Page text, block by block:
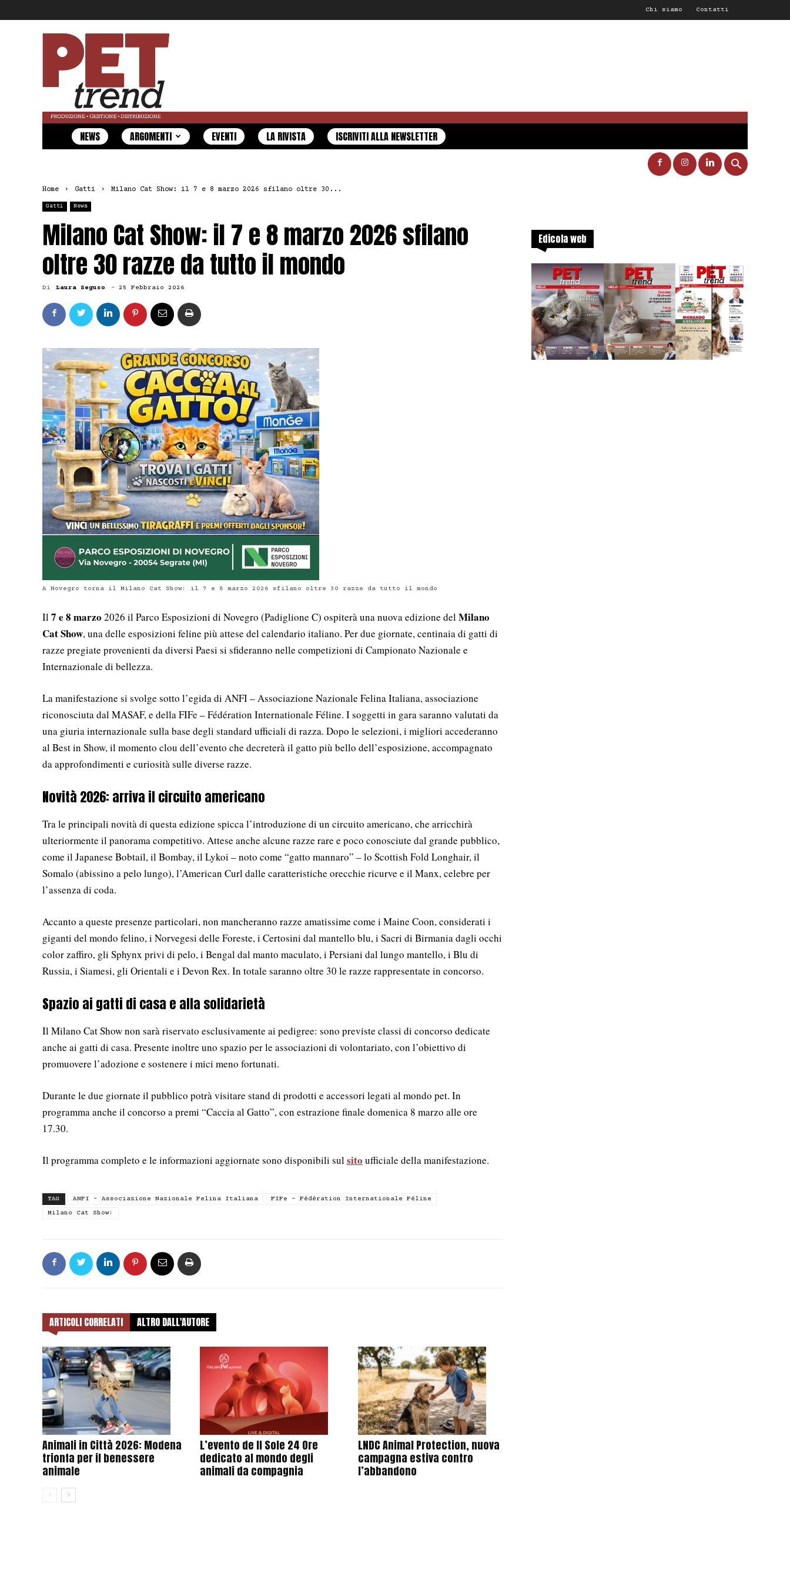
Chi siamo Contatti
Pet
Trend
NEWS ARGOMENTI EVENTI LA RIVISTA ISCRIVITI ALLA NEWSLETTER
Home Gatti Milano Cat Show: il 7 e 8 marzo 2026 sfilano oltre 30...
Gatti News
Milano Cat Show: il 7 e 8 marzo 2026 sfilano
oltre 30 razze da tutto il mondo
Di Laura Seguso - 25 Febbraio 2026
A Novegro torna il Milano Cat Show: il 7 e 8 marzo 2026 sfilano oltre 30 razze da tutto il mondo
Il7 e 8 marzo 2026 ilParco Esposizioni di Novegro (Padiglione C) ospiterà una nuova edizione delMilano
Cat Show, una delle esposizioni feline più attese del calendario italiano. Per due giornate, centinaia di gatti di
razze pregiate provenienti da diversi Paesi si sfideranno nelle competizioni di Campionato Nazionale e
Internazionale di bellezza.
La manifestazione si svolge sotto l’egida di ANFI – Associazione Nazionale Felina Italiana, associazione
riconosciuta dal MASAF, e dellaFIFe – Fédération Internationale Féline. I soggetti in gara saranno valutati da
una giuria internazionale sulla base degli standard ufficiali di razza. Dopo le selezioni, i migliori accederanno
al Best in Show, il momento clou dell’evento che decreterà il gatto più bello dell’esposizione, accompagnato
da approfondimenti e curiosità sulle diverse razze.
Novità 2026: arriva il circuito americano
Tra le principali novità di questa edizione spicca l’introduzione di un circuito americano, che arricchirà
ulteriormente il panorama competitivo. Attese anche alcune razze rare e poco conosciute dal grande pubblico,
come il Japanese Bobtail, il Bombay, il Lykoi – noto come “gatto mannaro” – lo Scottish Fold Longhair, il
Somalo (abissino a pelo lungo), l’American Curl dalle caratteristiche orecchie ricurve e il Manx, celebre per
l’assenza di coda.
Accanto a queste presenze particolari, non mancheranno razze amatissime come i Maine Coon, considerati i
giganti del mondo felino, i Norvegesi delle Foreste, i Certosini dal mantello blu, i Sacri di Birmania dagli occhi
color zaffiro, gli Sphynx privi di pelo, i Bengal dal manto maculato, i Persiani dal lungo mantello, i Blu di
Russia, i Siamesi, gli Orientali e i Devon Rex. In totale saranno oltre 30 le razze rappresentate in concorso.
Spazio ai gatti di casa e alla solidarietà
Il Milano Cat Show non sarà riservato esclusivamente ai pedigree: sono previste classi di concorso dedicate
anche ai gatti di casa. Presente inoltre uno spazio per le associazioni di volontariato, con l’obiettivo di
promuovere l’adozione e sostenere i mici meno fortunati.
Durante le due giornate il pubblico potrà visitare stand di prodotti e accessori legati al mondo pet. In
programma anche il concorso a premi “Caccia al Gatto”, con estrazione finale domenica 8 marzo alle ore
17.30.
Il programma completo e le informazioni aggiornate sono disponibili sulsito ufficiale della manifestazione.
TAG ANFI - Associazione Nazionale Felina Italiana
FIFe - Fédération Internationale Féline
Milano Cat Show:
ARTICOLI CORRELATI ALTRO DALL'AUTORE
Animali in Città 2026: Modena
trionfa per il benessere
animale
L’evento de Il Sole 24 Ore
dedicato al mondo degli
animali da compagnia
LNDC Animal Protection, nuova
campagna estiva contro
l’abbandono
Edicola web